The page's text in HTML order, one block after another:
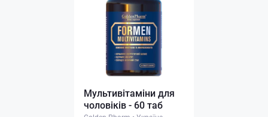
Мультивітаміни для
чоловіків - 60 таб